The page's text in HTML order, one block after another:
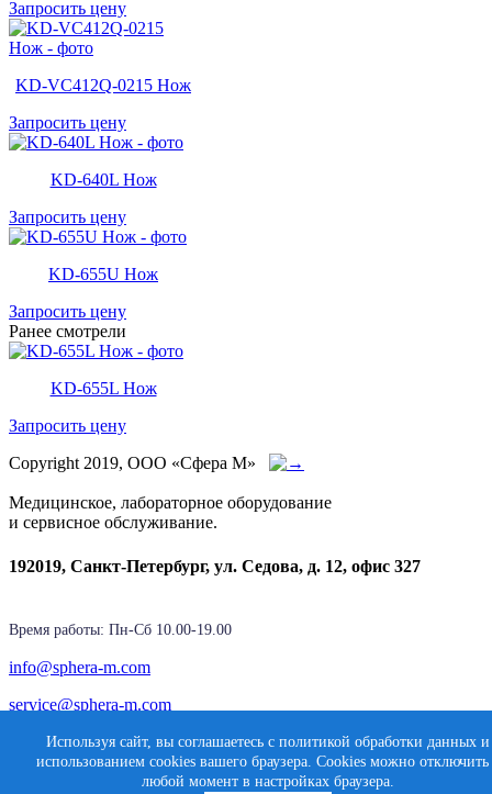
Используя сайт, вы соглашаетесь с политикой обработки данных и
использованием cookies вашего браузера. Cookies можно отключить
любой момент в настройках браузера.
Запросить цену
KD-VC412Q-0215 Нож
Запросить цену
KD-640L Нож
Запросить цену
KD-655U Нож
Запросить цену
Ранее смотрели
KD-655L Нож
Запросить цену
Copyright 2019, ООО «Сфера М»
Медицинское, лабораторное оборудование
и сервисное обслуживание.
192019, Санкт-Петербург, ул. Седова, д. 12, офис 327
Время работы: Пн-Cб 10.00-19.00
info@sphera-m.com
service@sphera-m.com
Создание сайта